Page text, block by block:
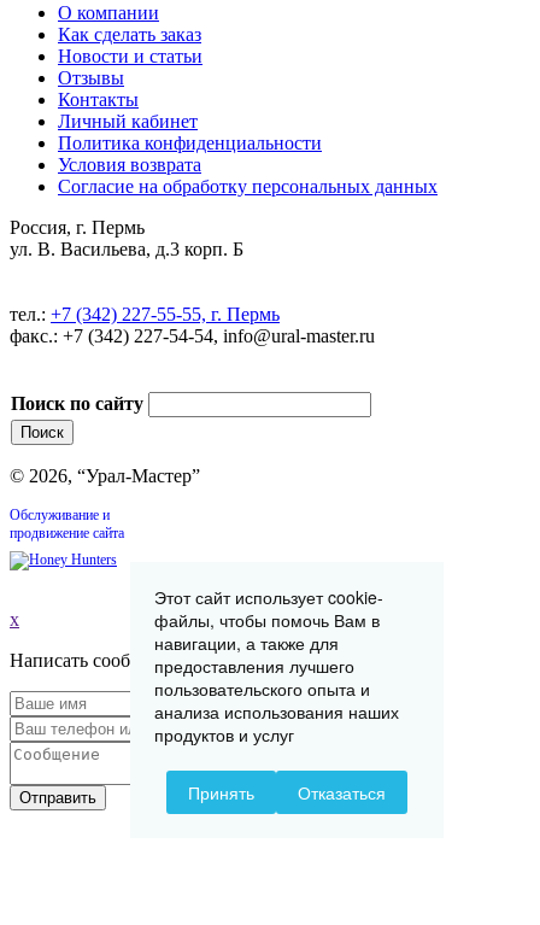
О компании
Как сделать заказ
Новости и статьи
Отзывы
Контакты
Личный кабинет
Политика конфиденциальности
Условия возврата
Согласие на обработку персональных данных
Россия, г. Пермь
ул. В. Васильева, д.3 корп. Б
тел.: +7 (342) 227-55-55, г. Пермь
факс.: +7 (342) 227-54-54, info@ural-master.ru
Поиск по сайту
© 2026, “Урал-Мастер”
Обслуживание и
продвижение сайта
x
Написать сообщение
Отправить
Этот сайт использует cookie-
файлы, чтобы помочь Вам в
навигации, а также для
предоставления лучшего
пользовательского опыта и
анализа использования наших
продуктов и услуг
Принять Отказаться